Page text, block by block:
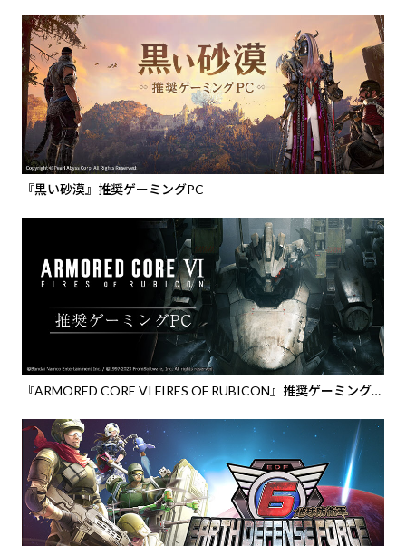
『黒い砂漠』推奨ゲーミングPC
『ARMORED CORE VI FIRES OF RUBICON』推奨ゲーミング